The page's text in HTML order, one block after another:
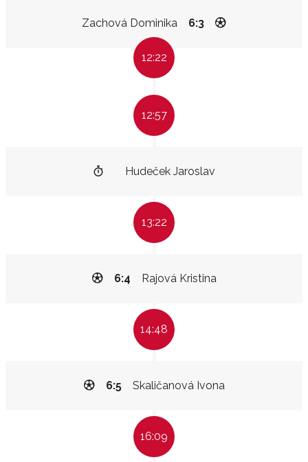
Zachová Dominika 6:3
12:22
12:57
Hudeček Jaroslav
13:22
Rajová Kristina
6:4
14:48
Skaličanová Ivona
6:5
16:09